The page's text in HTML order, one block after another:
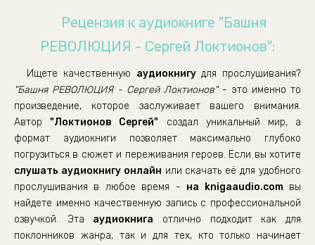
Рецензия к аудиокниге "Башня
РЕВОЛЮЦИЯ - Сергей Локтионов":
Ищете качественную аудиокнигудля прослушивания?
"Башня РЕВОЛЮЦИЯ - Сергей Локтионов"- это именно то
произведение, которое заслуживает вашего внимания.
Автор"Локтионов Сергей" создал уникальный мир, а
формат аудиокниги позволяет максимально глубоко
погрузиться в сюжет и переживания героев. Если вы хотите
слушать аудиокнигу онлайн или скачать её для удобного
прослушивания в любое время - на knigaaudio.comвы
найдете именно качественную запись с профессиональной
озвучкой. Эта аудиокнига отлично подходит как для
поклонников жанра, так и для тех, кто только начинает